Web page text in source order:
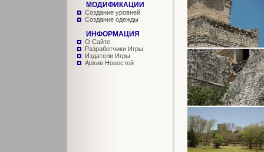
МОДИФИКАЦИИ
Создание уровней
Создание одежды
ИНФОРМАЦИЯ
О Сайте
Разработчики Игры
Издатели Игры
Архив Новостей